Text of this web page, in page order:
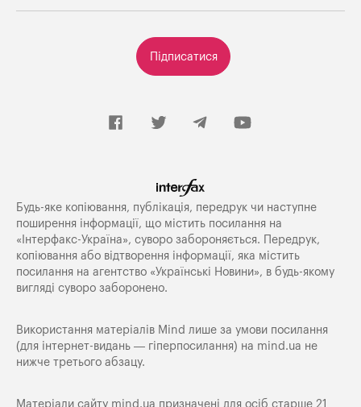
Підписатися
Будь-яке копiювання, публiкацiя, передрук чи наступне
поширення iнформацiї, що мiстить посилання на
«Iнтерфакс-Україна», суворо забороняється. Передрук,
копіювання або відтворення інформації, яка містить
посилання на агентство «Українські Новини», в будь-якому
вигляді суворо заборонено.
Використання матеріалів Mind лише за умови посилання
(для інтернет-видань — гіперпосилання) на mind.ua не
нижче третього абзацу.
Матеріали сайту mind.ua призначені для осіб старше 21